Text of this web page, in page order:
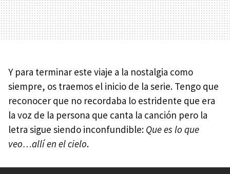
Y para terminar este viaje a la nostalgia como
siempre, os traemos el inicio de la serie. Tengo que
reconocer que no recordaba lo estridente que era
la voz de la persona que canta la canción pero la
letra sigue siendo inconfundible: Que es lo que
veo…allí en el cielo.